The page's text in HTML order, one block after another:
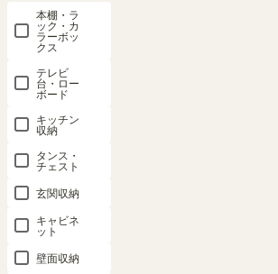
本棚・ラ
ック・カ
ラーボッ
クス
テレビ
台・ロー
ボード
キッチン
収納
タンス・
チェスト
玄関収納
キャビネ
ット
壁面収納